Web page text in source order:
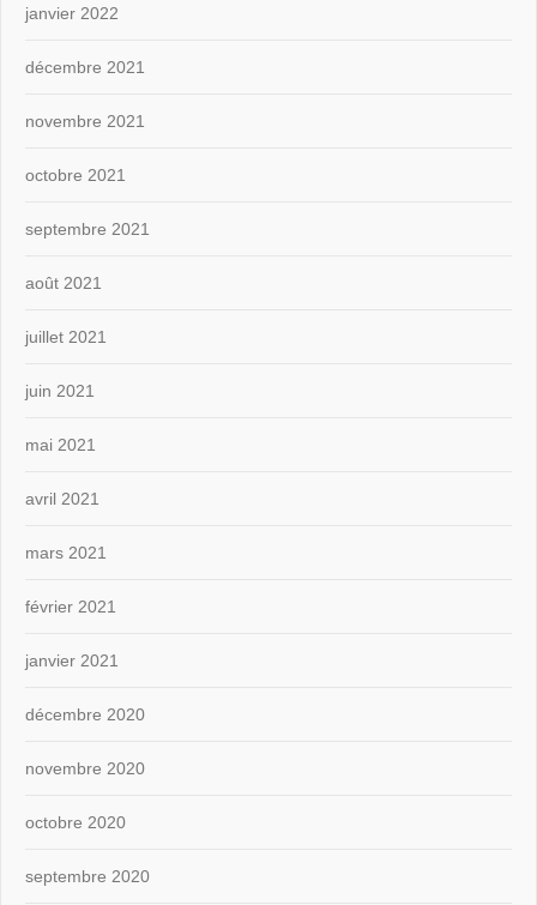
janvier 2022
décembre 2021
novembre 2021
octobre 2021
septembre 2021
août 2021
juillet 2021
juin 2021
mai 2021
avril 2021
mars 2021
février 2021
janvier 2021
décembre 2020
novembre 2020
octobre 2020
septembre 2020